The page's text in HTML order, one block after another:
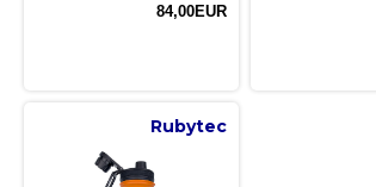
84,00EUR
Rubytec